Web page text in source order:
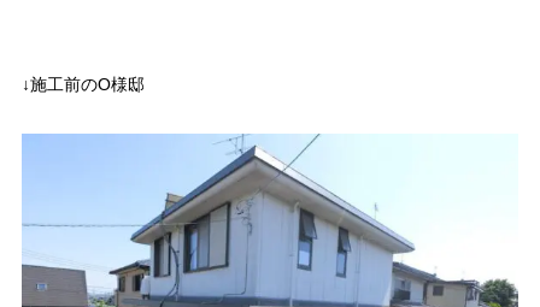
↓施工前のO様邸